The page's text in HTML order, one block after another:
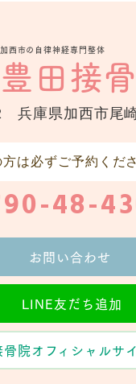
加西市の自律神経専門整体
豊田接
兵庫県加西市尾
方は必ずご予約くだ
48-
お問い合わせ
LINE友だち追加
院オフィシャルサ